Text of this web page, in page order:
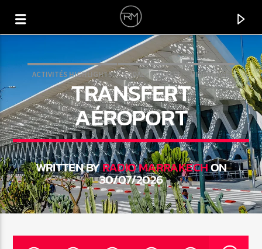
CORACAO
ACTIVITÉS HIGHLIGHTS AGDAL GUÉLIZ HIVERNAGE
KASBAH MEDINA MELLAH PALMERAIE
TRANSFERT
AÉROPORT
WRITTEN BYRADIO MARRAKECHON
30/07/2026